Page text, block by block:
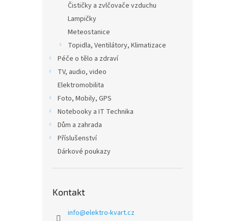
Čističky a zvlčovače vzduchu
Lampičky
Meteostanice
Topidla, Ventilátory, Klimatizace
Péče o tělo a zdraví
TV, audio, video
Elektromobilita
Foto, Mobily, GPS
Notebooky a IT Technika
Dům a zahrada
Příslušenství
Dárkové poukazy
Kontakt
info@elektro-kvart.cz